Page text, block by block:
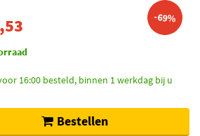
-69%
16:00 besteld, binnen 1 werkdag bij u
Bestellen